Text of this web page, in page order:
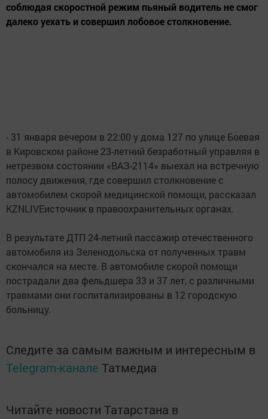
соблюдая скоростной режим пьяный водитель не смог
далеко уехать и совершил лобовое столкновение.
- 31 января вечером в 22:00 у дома 127 по улице Боевая
в Кировском районе 23-летний безработный управляя в
нетрезвом состоянии «ВАЗ-2114» выехал на встречную
полосу движения, где совершил столкновение с
автомобилем скорой медицинской помощи, рассказал
KZNLIVEисточник в правоохранительных органах.
В результате ДТП 24-летний пассажир отечественного
автомобиля из Зеленодольска от полученных травм
скончался на месте. В автомобиле скорой помощи
пострадали два фельдшера 33 и 37 лет, с различными
травмами они госпитализированы в 12 городскую
больницу.
Следите за самым важным и интересным в
Telegram-канале Татмедиа
Читайте новости Татарстана в